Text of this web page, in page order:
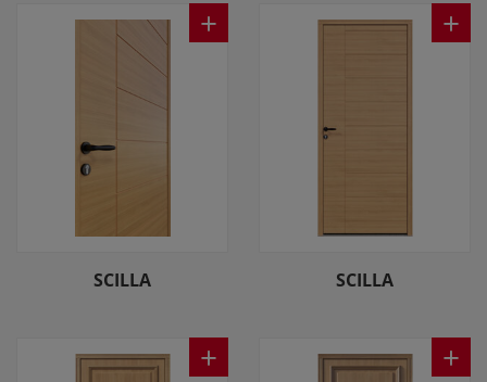
SCILLA
+
SCILLA
+
+ +